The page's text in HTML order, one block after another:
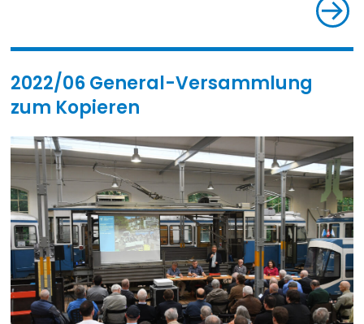
2022/06 General-Versammlung
zum Kopieren